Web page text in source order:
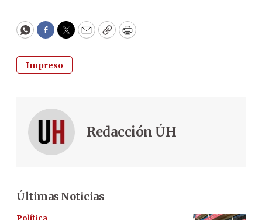
WhatsApp
Facebook
Twitter
EmailCopyPrint
Impreso
Redacción ÚH
Últimas Noticias